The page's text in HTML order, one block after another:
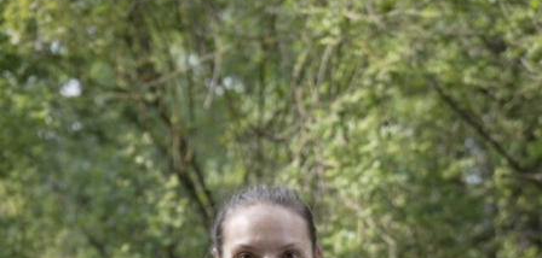
En juin, on te motive à courir encore